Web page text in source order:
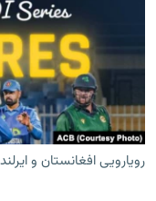
رویارویی افغانستان و ایرلند